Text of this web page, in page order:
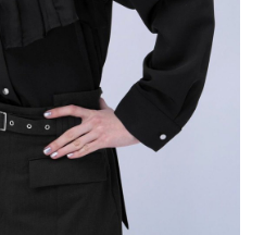
供之「AFTEE先享後付」服務完成之交
人資料，並將交易相關給付款項請求債
以下網址：
https://aftee.tw/terms/#terms3
代理人或監護人之同意方可使用
辦者引起之損失，本公司不負相關責
依據個別帳號之用戶狀況，依本公司即
額度不足之情形，本公司將視審查結果
人資訊註冊。若發現惡意使用之情形，